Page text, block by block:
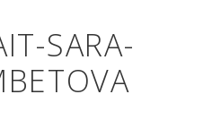
SARA-